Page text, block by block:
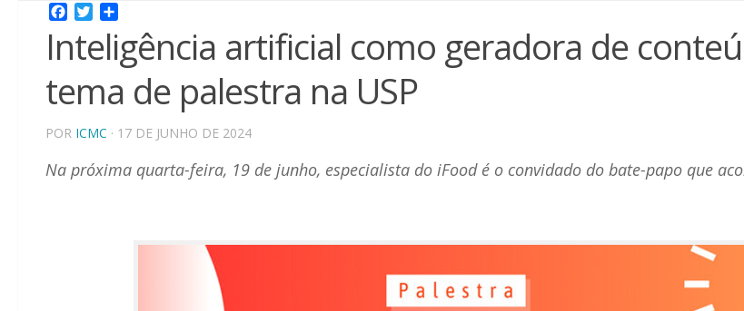
Facebook
Twitter
Inteligência artificial como geradora de
tema de palestra na USP
POR ICMC · 17 DE JUNHO DE 2024
Na próxima quarta-feira, 19 de junho, especialista do iFood é o convidado do bate-papo que